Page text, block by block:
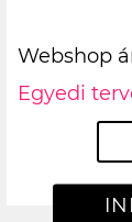
Webshop
Egyedi